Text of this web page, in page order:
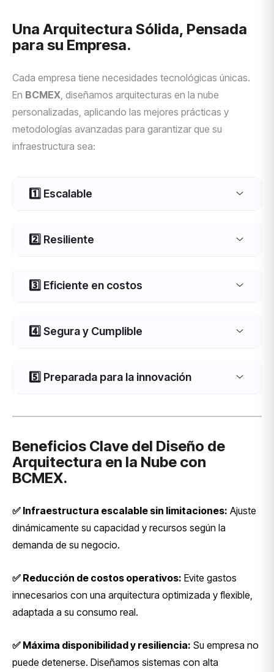
Una Arquitectura Sólida, Pensada
para su Empresa.
Cada empresa tiene necesidades tecnológicas únicas.
En BCMEX , diseñamos arquitecturas en la nube
personalizadas, aplicando las mejores prácticas y
metodologías avanzadas para garantizar que su
infraestructura sea:
1️⃣ Escalable
2️⃣ Resiliente
3️⃣ Eficiente en costos
4️⃣ Segura y Cumplible
5️⃣ Preparada para la innovación
Beneficios Clave del Diseño de
Arquitectura en la Nube con
BCMEX.
✅ Infraestructura escalable sin limitaciones: Ajuste
dinámicamente su capacidad y recursos según la
demanda de su negocio.
✅ Reducción de costos operativos: Evite gastos
innecesarios con una arquitectura optimizada y flexible,
adaptada a su consumo real.
✅ Máxima disponibilidad y resiliencia: Su empresa no
puede detenerse. Diseñamos sistemas con alta